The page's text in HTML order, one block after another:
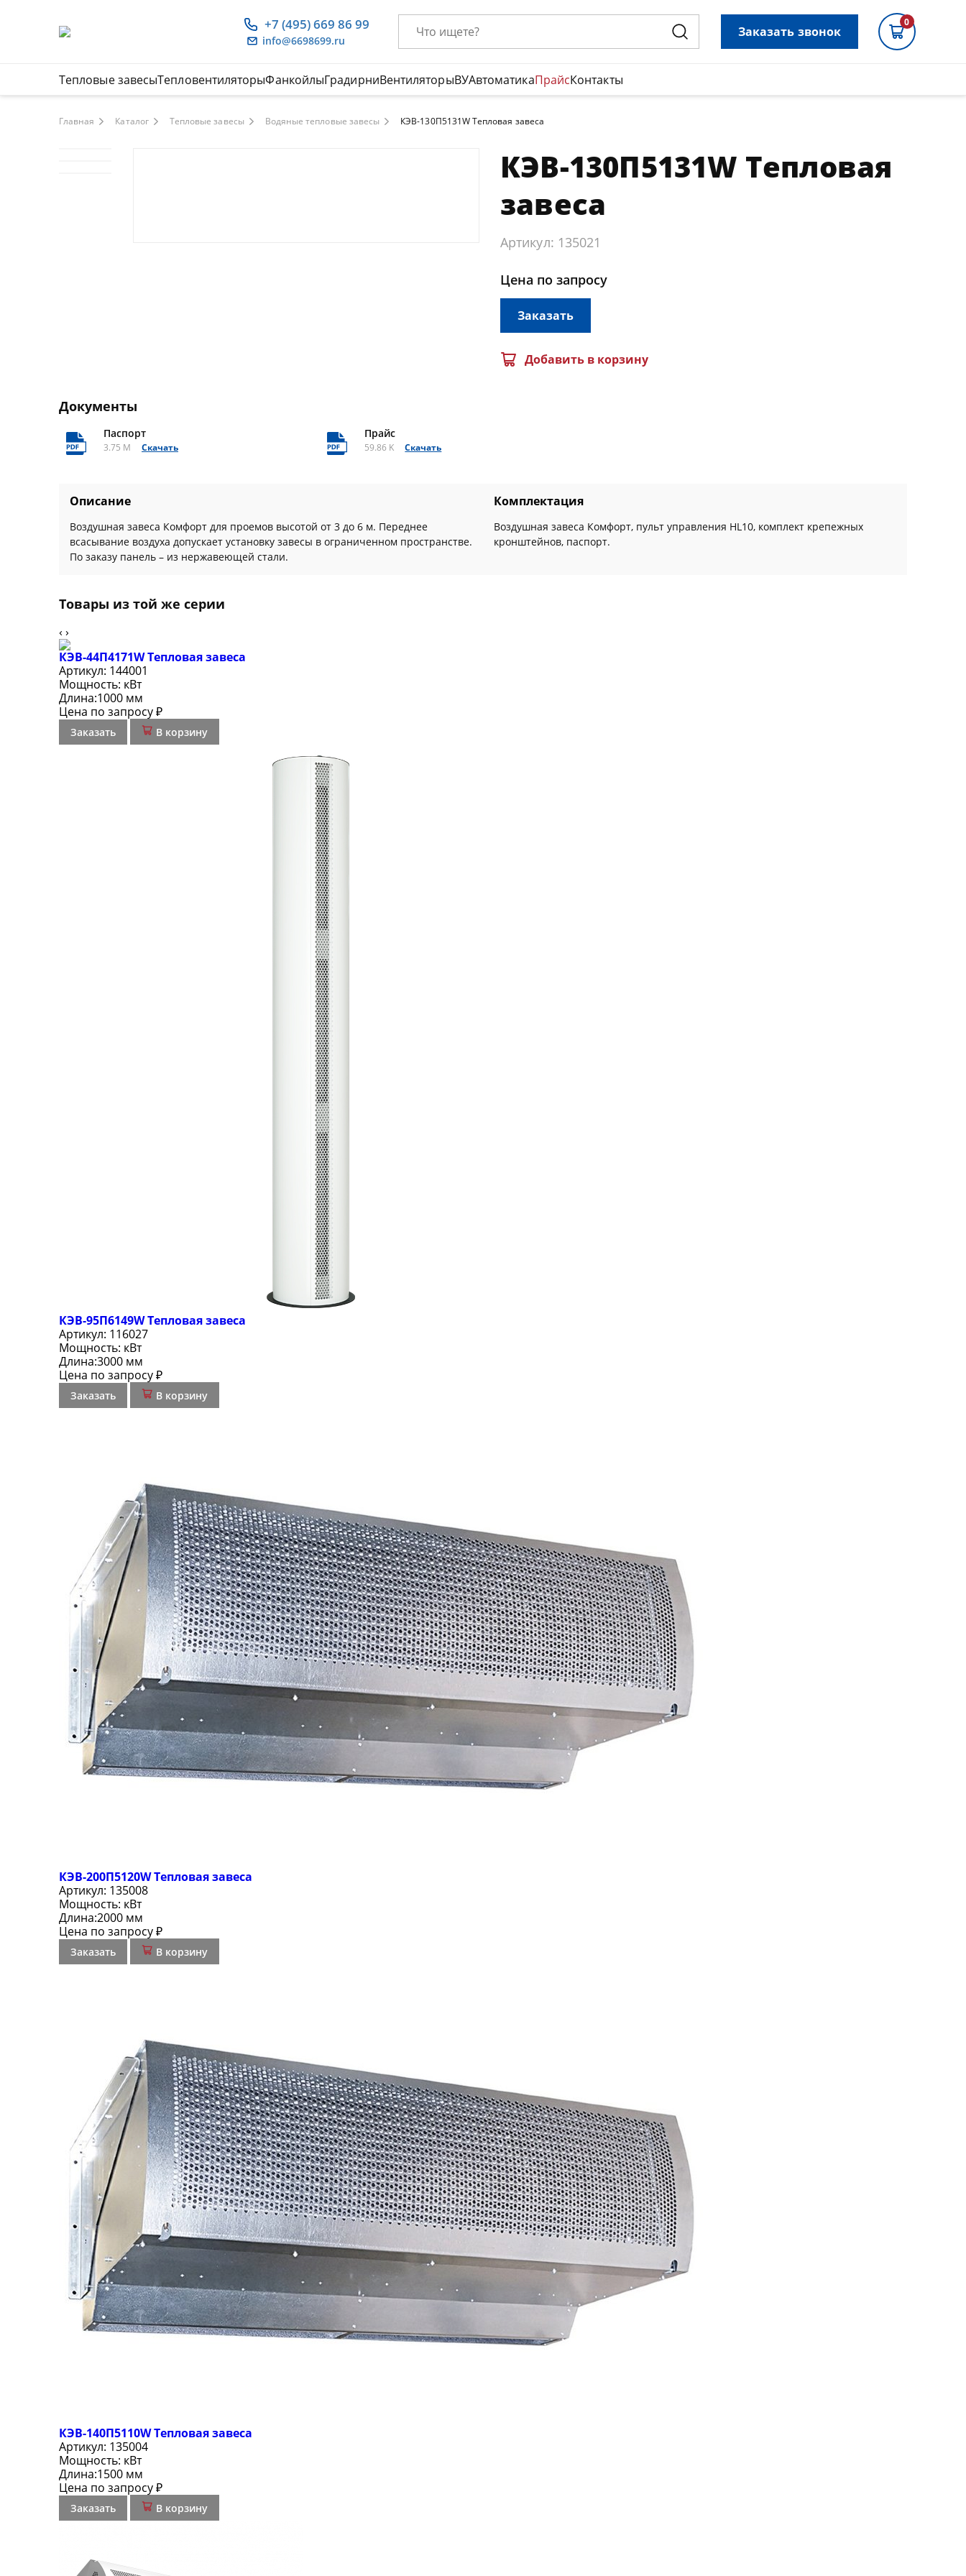
+7 (495) 669 86 99
info@6698699.ru
Заказать звонок
0
Тепловые завесыТепловентиляторыФанкойлыГрадирниВентиляторыВУАвтоматикаПрайсКонтакты
Главная Каталог Тепловые завесы Водяные тепловые завесы КЭВ-130П5131W Тепловая завеса
КЭВ-130П5131W Тепловая
завеса
Артикул: 135021
Цена по запросу
Заказать
Добавить в корзину
Документы
Паспорт
3.75 M Скачать
Прайс
59.86 K Скачать
Описание
Воздушная завеса Комфорт для проемов высотой от 3 до 6 м. Переднее
всасывание воздуха допускает установку завесы в ограниченном пространстве.
По заказу панель – из нержавеющей стали.
Комплектация
Воздушная завеса Комфорт, пульт управления HL10, комплект крепежных
кронштейнов, паспорт.
Товары из той же серии
‹ ›
КЭВ-44П4171W Тепловая завеса
Артикул: 144001
Мощность: кВт
Длина:1000 мм
Цена по запросу ₽
Заказать В корзину
КЭВ-95П6149W Тепловая завеса
Артикул: 116027
Мощность: кВт
Длина:3000 мм
Цена по запросу ₽
Заказать В корзину
КЭВ-200П5120W Тепловая завеса
Артикул: 135008
Мощность: кВт
Длина:2000 мм
Цена по запросу ₽
Заказать В корзину
КЭВ-140П5110W Тепловая завеса
Артикул: 135004
Мощность: кВт
Длина:1500 мм
Цена по запросу ₽
Заказать В корзину